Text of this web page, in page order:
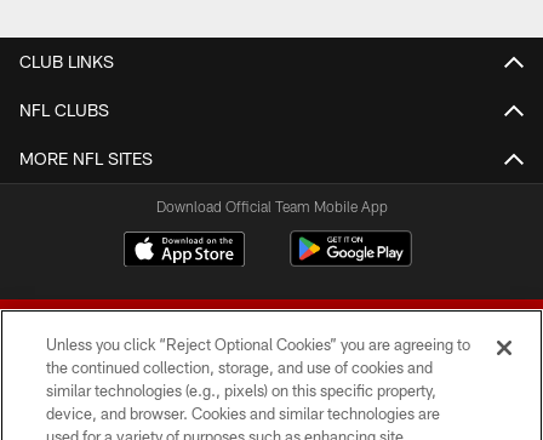
CLUB LINKS
NFL CLUBS
MORE NFL SITES
Download Official Team Mobile App
© 2026 Forty Niners Football Company LLC
Unless you click “Reject Optional Cookies” you are agreeing to
the continued collection, storage, and use of cookies and
similar technologies (e.g., pixels) on this specific property,
device, and browser. Cookies and similar technologies are